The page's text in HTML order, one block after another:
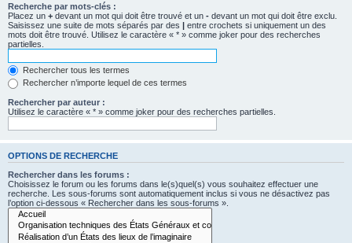
Recherche par mots-clés :
Placez un + devant un mot qui doit être trouvé et un - devant un mot qui doit être exclu.
Saisissez une suite de mots séparés par des | entre crochets si uniquement un des
mots doit être trouvé. Utilisez le caractère « * » comme joker pour des recherches
partielles.
Rechercher tous les termes
Rechercher n’importe lequel de ces termes
Rechercher par auteur :
Utilisez le caractère « * » comme joker pour des recherches partielles.
OPTIONS DE RECHERCHE
Rechercher dans les forums :
Choisissez le forum ou les forums dans le(s)quel(s) vous souhaitez effectuer une
recherche. Les sous-forums sont automatiquement inclus si vous ne désactivez pas
l’option ci-dessous « Rechercher dans les sous-forums ».